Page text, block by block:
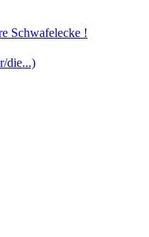
Schwafelecke !
die...)